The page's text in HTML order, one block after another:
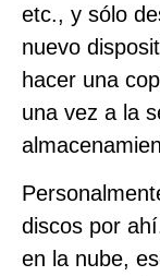
etc., y sólo
nuevo
hacer una
una vez a la
discos por
en la nube,